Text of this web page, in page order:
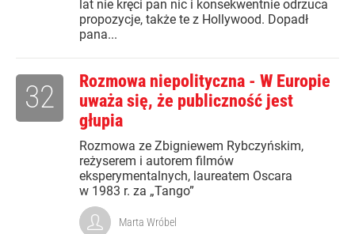
lat nie kręci pan nic i konsekwentnie odrzuca
propozycje, także te z Hollywood. Dopadł
pana...
Rozmowa niepolityczna - W Europie
uważa się, że publiczność jest
głupia
Rozmowa ze Zbigniewem Rybczyńskim,
reżyserem i autorem filmów
eksperymentalnych, laureatem Oscara
w 1983 r. za „Tango”
32
Marta Wróbel